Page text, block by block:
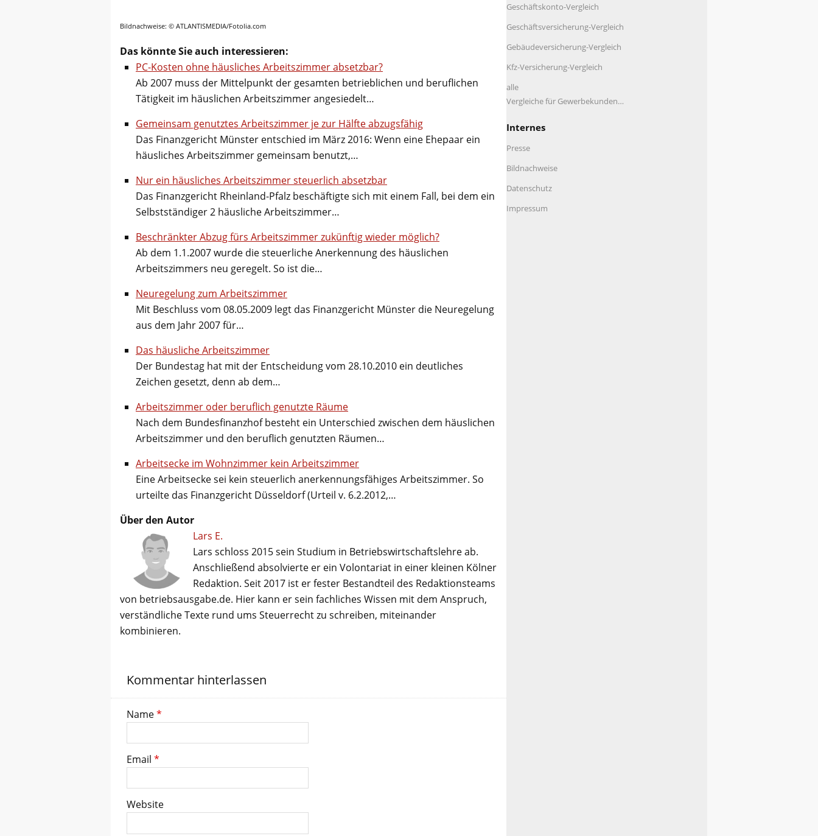
Bildnachweise: © ATLANTISMEDIA/Fotolia.com
Das könnte Sie auch interessieren:
PC-Kosten ohne häusliches Arbeitszimmer absetzbar?
Ab 2007 muss der Mittelpunkt der gesamten betrieblichen und beruflichen
Tätigkeit im häuslichen Arbeitszimmer angesiedelt…
Gemeinsam genutztes Arbeitszimmer je zur Hälfte abzugsfähig
Das Finanzgericht Münster entschied im März 2016: Wenn eine Ehepaar ein
häusliches Arbeitszimmer gemeinsam benutzt,…
Nur ein häusliches Arbeitszimmer steuerlich absetzbar
Das Finanzgericht Rheinland-Pfalz beschäftigte sich mit einem Fall, bei dem ein
Selbstständiger 2 häusliche Arbeitszimmer…
Beschränkter Abzug fürs Arbeitszimmer zukünftig wieder möglich?
Ab dem 1.1.2007 wurde die steuerliche Anerkennung des häuslichen
Arbeitszimmers neu geregelt. So ist die…
Neuregelung zum Arbeitszimmer
Mit Beschluss vom 08.05.2009 legt das Finanzgericht Münster die Neuregelung
aus dem Jahr 2007 für…
Das häusliche Arbeitszimmer
Der Bundestag hat mit der Entscheidung vom 28.10.2010 ein deutliches
Zeichen gesetzt, denn ab dem…
Arbeitszimmer oder beruflich genutzte Räume
Nach dem Bundesfinanzhof besteht ein Unterschied zwischen dem häuslichen
Arbeitszimmer und den beruflich genutzten Räumen…
Arbeitsecke im Wohnzimmer kein Arbeitszimmer
Eine Arbeitsecke sei kein steuerlich anerkennungsfähiges Arbeitszimmer. So
urteilte das Finanzgericht Düsseldorf (Urteil v. 6.2.2012,…
Über den Autor
Lars E.
Lars schloss 2015 sein Studium in Betriebswirtschaftslehre ab.
Anschließend absolvierte er ein Volontariat in einer kleinen Kölner
Redaktion. Seit 2017 ist er fester Bestandteil des Redaktionsteams
von betriebsausgabe.de. Hier kann er sein fachliches Wissen mit dem Anspruch,
verständliche Texte rund ums Steuerrecht zu schreiben, miteinander
kombinieren.
Kommentar hinterlassen
Name*
Email *
Website
Geschäftskonto-Vergleich
Geschäftsversicherung-Vergleich
Gebäudeversicherung-Vergleich
Kfz-Versicherung-Vergleich
alle
Vergleiche für Gewerbekunden…
Internes
Presse
Bildnachweise
Datenschutz
Impressum